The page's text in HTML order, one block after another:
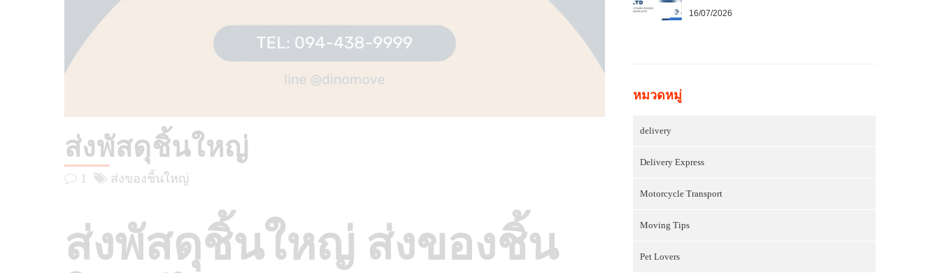
ส่งพัสดุชิ้นใหญ่
1 ส่งของชิ้นใหญ่
ส่งพัสดุชิ้นใหญ่ ส่งของชิ้น
16/07/2026
หมวดหมู่
delivery
Delivery Express
Motorcycle Transport
Moving Tips
Pet Lovers